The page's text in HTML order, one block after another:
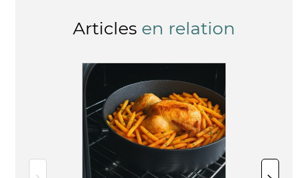
Articles en relation